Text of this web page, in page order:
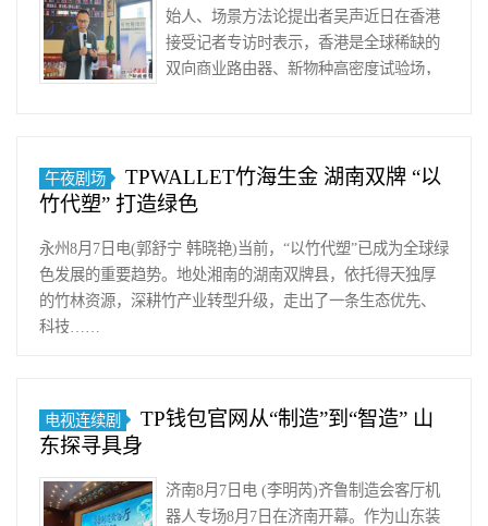
始人、场景方法论提出者吴声近日在香港
接受记者专访时表示，香港是全球稀缺的
双向商业路由器、新物种高密度试验场，
午夜剧场
TPWALLET竹海生金 湖南双牌 “以
竹代塑” 打造绿色
永州8月7日电(郭舒宁 韩晓艳)当前，“以竹代塑”已成为全球绿
色发展的重要趋势。地处湘南的湖南双牌县，依托得天独厚
的竹林资源，深耕竹产业转型升级，走出了一条生态优先、
科技……
电视连续剧
TP钱包官网从“制造”到“智造” 山
东探寻具身
济南8月7日电 (李明芮)齐鲁制造会客厅机
器人专场8月7日在济南开幕。作为山东装